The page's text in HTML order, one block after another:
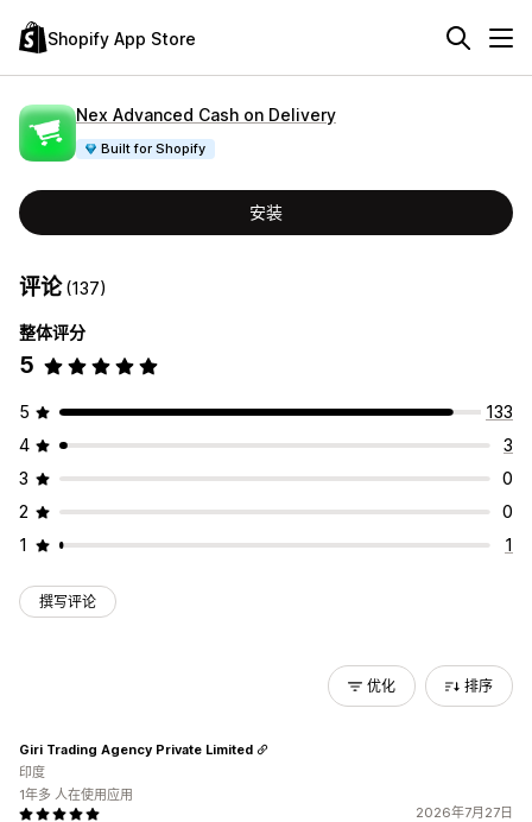
Shopify App Store
Nex Advanced Cash on Delivery
Built for Shopify
安装
评论(137)
整体评分
5
5
133
4
3
3
0
2
0
1
1
撰写评论
优化 排序
2026年7月27日
Giri Trading Agency Private Limited
印度
1年多 人在使用应用